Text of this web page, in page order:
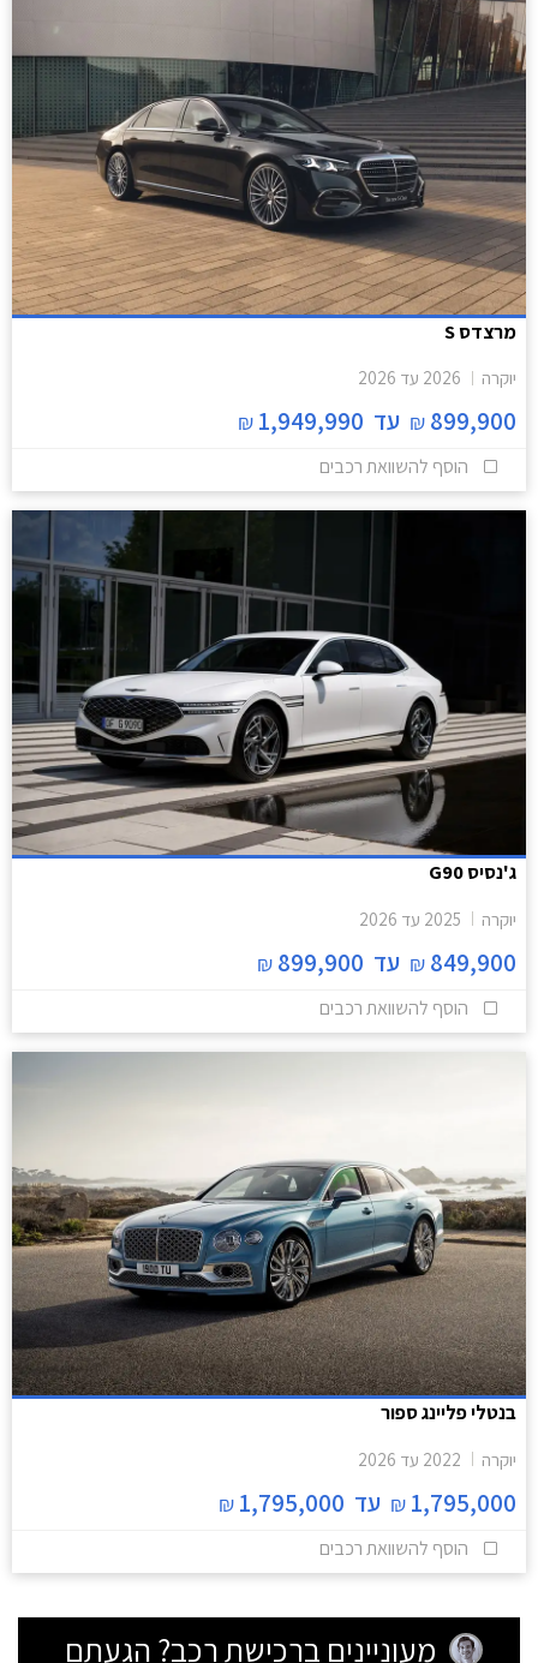
מרצדס S
יוקרה 2026 עד 2026
899,900
₪ עד 1,949,990
₪
הוסף להשוואת רכבים
ג'נסיס G90
יוקרה 2025 עד 2026
849,900
₪ עד 899,900
₪
הוסף להשוואת רכבים
בנטלי פליינג ספור
יוקרה 2022 עד 2026
1,795,000
₪ עד 1,795,000
₪
הוסף להשוואת רכבים
מעוניינים ברכישת רכב? הגעתם